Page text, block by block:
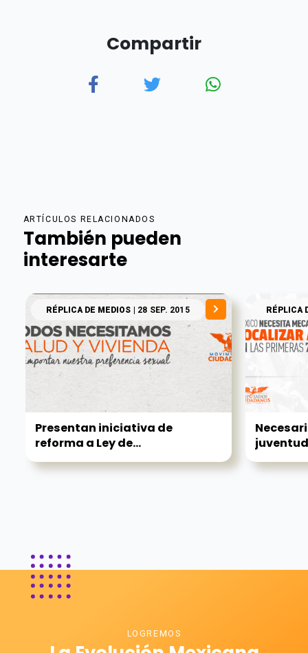
Compartir
ARTÍCULOS RELACIONADOS
También pueden
interesarte
RÉPLICA DE MEDIOS | 28 SEP. 2015
Presentan iniciativa de
reforma a Ley de...
RÉPLICA
juventud
LOGREMOS